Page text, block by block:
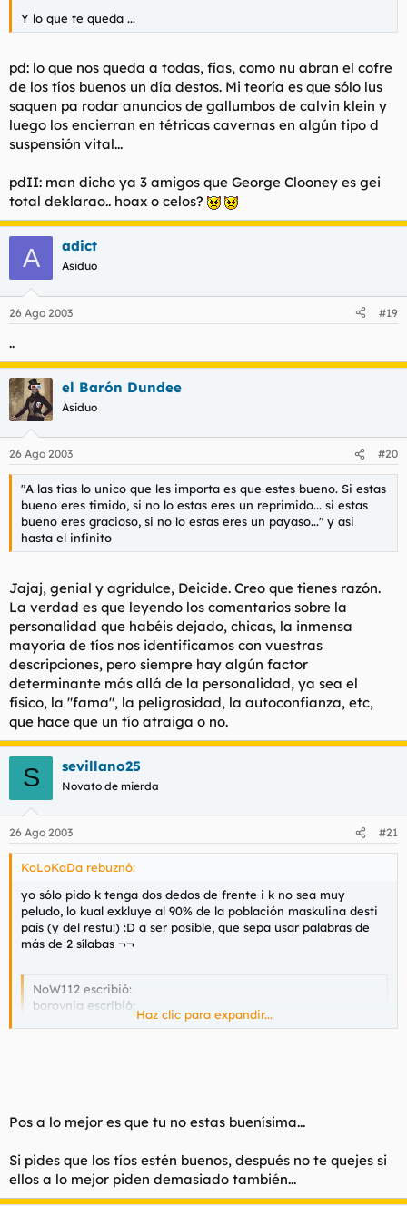
Y lo que te queda ...
pd: lo que nos queda a todas, fías, como nu abran el cofre
de los tíos buenos un día destos. Mi teoría es que sólo lus
saquen pa rodar anuncios de gallumbos de calvin klein y
luego los encierran en tétricas cavernas en algún tipo d
suspensión vital...
pdII: man dicho ya 3 amigos que George Clooney es gei
total deklarao.. hoax o celos?
A adict
Asiduo
26 Ago 2003 #19
..
el Barón Dundee
Asiduo
26 Ago 2003 #20
"A las tias lo unico que les importa es que estes bueno. Si estas
bueno eres timido, si no lo estas eres un reprimido... si estas
bueno eres gracioso, si no lo estas eres un payaso..." y asi
hasta el infinito
Jajaj, genial y agridulce, Deicide. Creo que tienes razón.
La verdad es que leyendo los comentarios sobre la
personalidad que habéis dejado, chicas, la inmensa
mayoría de tíos nos identificamos con vuestras
descripciones, pero siempre hay algún factor
determinante más allá de la personalidad, ya sea el
físico, la "fama", la peligrosidad, la autoconfianza, etc,
que hace que un tío atraiga o no.
S sevillano25
Novato de mierda
26 Ago 2003 #21
KoLoKaDa rebuznó:
yo sólo pido k tenga dos dedos de frente i k no sea muy
peludo, lo kual exkluye al 90% de la población maskulina desti
país (y del restu!) :D a ser posible, que sepa usar palabras de
más de 2 sílabas ¬¬
NoW112 escribió:
borovnia escribió:
Yo lo único que pido siempre es que me quiera por ser
pd: lo que nos queda a todas, fías, como nu abran el cofre de
pa rodar anuncios de gallumbos de calvin klein y luego los
encierran en tétricas cavernas en algún tipo d suspensión
vital...
Haz clic para expandir...
Pos a lo mejor es que tu no estas buenísima...
Si pides que los tíos estén buenos, después no te quejes si
ellos a lo mejor piden demasiado también...